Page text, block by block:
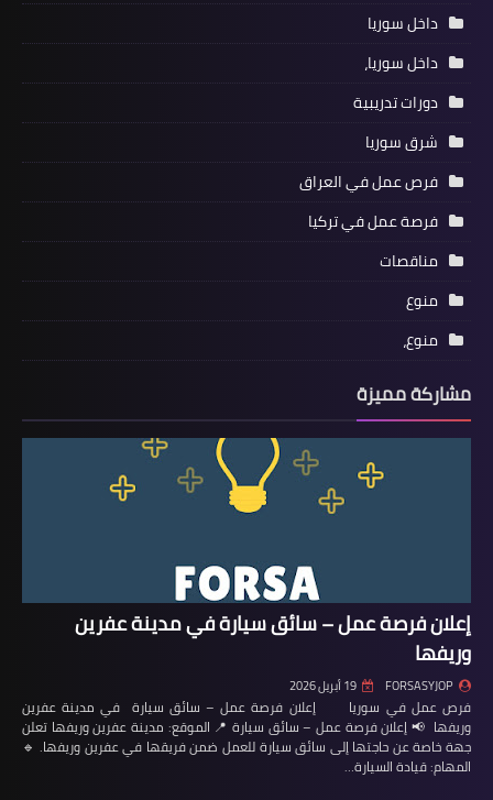
داخل سوريا
داخل سوريا،
دورات تدريبية
شرق سوريا
فرص عمل في العراق
فرصة عمل في تركيا
مناقصات
منوع
منوع،
مشاركة مميزة
إعلان فرصة عمل – سائق سيارة في مدينة عفرين
وريفها
FORSASYJOP 19 أبريل 2026
فرص عمل في سوريا إعلان فرصة عمل – سائق سيارة في مدينة عفرين
وريفها 📢 إعلان فرصة عمل – سائق سيارة 📍 الموقع: مدينة عفرين وريفها تعلن
جهة خاصة عن حاجتها إلى سائق سيارة للعمل ضمن فريقها في عفرين وريفها. 🔹
المهام: قيادة السيارة…